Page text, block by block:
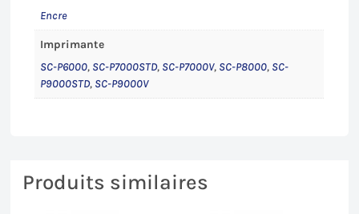
Encre
Imprimante
SC-P6000, SC-P7000STD, SC-P7000V, SC-P8000, SC-
P9000STD, SC-P9000V
Produits similaires